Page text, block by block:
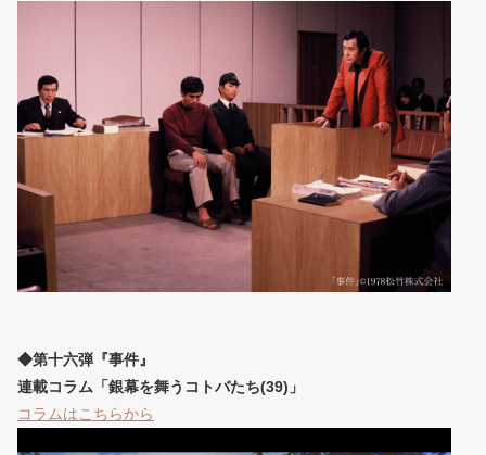
◆第十六弾『事件』
連載コラム「銀幕を舞うコトバたち(39)」
コラムはこちらから